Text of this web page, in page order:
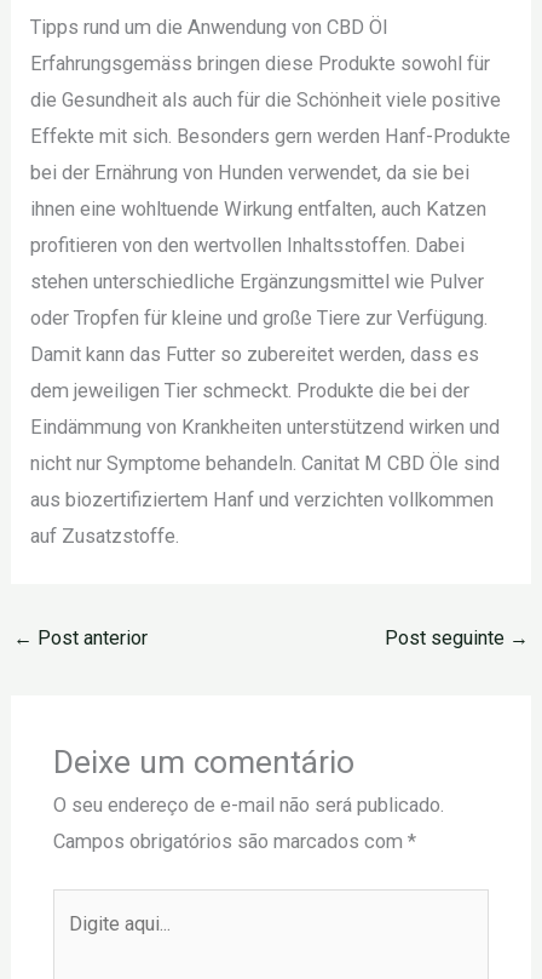
Tipps rund um die Anwendung von CBD Öl
Erfahrungsgemäss bringen diese Produkte sowohl für
die Gesundheit als auch für die Schönheit viele positive
Effekte mit sich. Besonders gern werden Hanf-Produkte
bei der Ernährung von Hunden verwendet, da sie bei
ihnen eine wohltuende Wirkung entfalten, auch Katzen
profitieren von den wertvollen Inhaltsstoffen. Dabei
stehen unterschiedliche Ergänzungsmittel wie Pulver
oder Tropfen für kleine und große Tiere zur Verfügung.
Damit kann das Futter so zubereitet werden, dass es
dem jeweiligen Tier schmeckt. Produkte die bei der
Eindämmung von Krankheiten unterstützend wirken und
nicht nur Symptome behandeln. Canitat M CBD Öle sind
aus biozertifiziertem Hanf und verzichten vollkommen
auf Zusatzstoffe.
← Post anterior Post seguinte →
Deixe um comentário
O seu endereço de e-mail não será publicado.
Campos obrigatórios são marcados com *